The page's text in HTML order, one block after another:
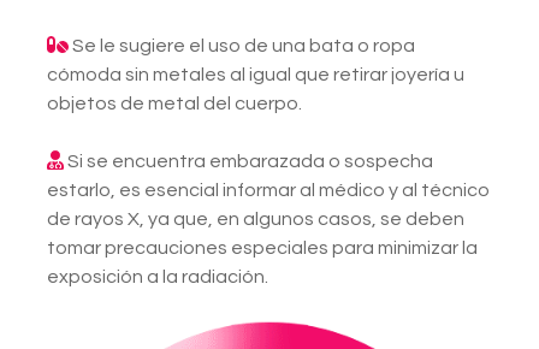
Se le sugiere el uso de una bata o ropa
cómoda sin metales al igual que retirar joyería u
objetos de metal del cuerpo.
Si se encuentra embarazada o sospecha
estarlo, es esencial informar al médico y al técnico
de rayos X, ya que, en algunos casos, se deben
tomar precauciones especiales para minimizar la
exposición a la radiación.